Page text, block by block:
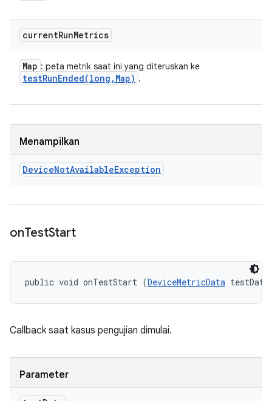
currentRunMetrics
Map : peta metrik saat ini yang diteruskan ke
testRunEnded(long , Map) .
Menampilkan
DeviceNotAvailableException
onTestStart
public void onTestStart (DeviceMetricData
Callback saat kasus pengujian dimulai.
Parameter